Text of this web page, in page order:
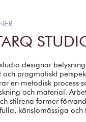
designar
och pragmatiskt
en metodisk process
och material.
stilrena former
känslomässiga